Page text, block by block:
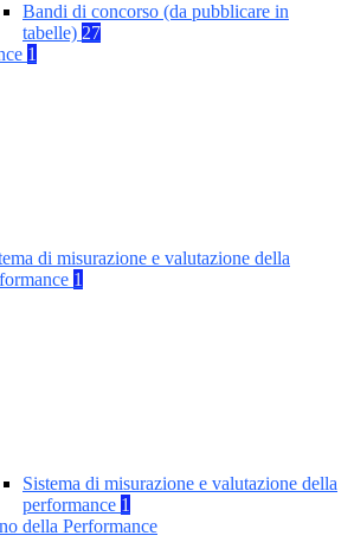
Bandi di concorso (da pubblicare in
tabelle) 27
1
di misurazione e valutazione della
1
Sistema di misurazione e valutazione della
performance 1
della Performance